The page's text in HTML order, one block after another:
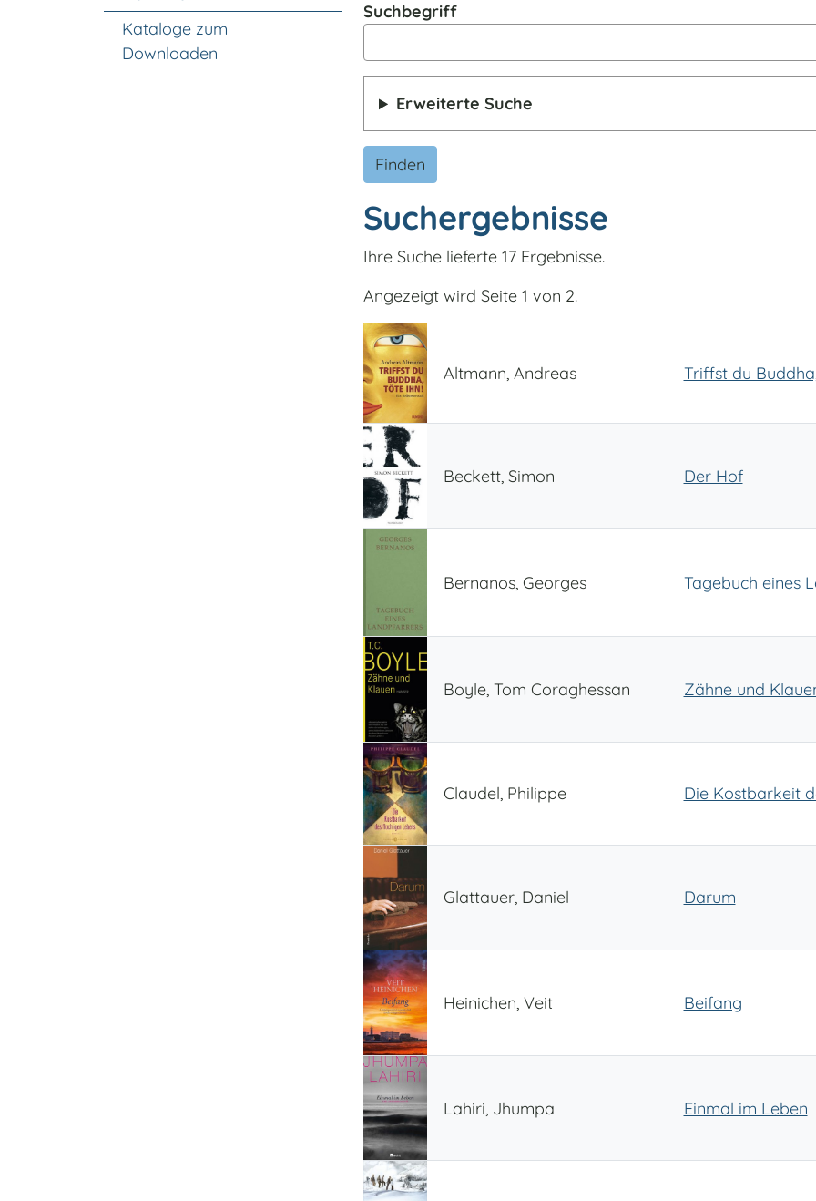
Suchbegriff
Erweiterte Suche
Finden
Suchergebnisse
Ihre Suche lieferte 17 Ergebnisse.
Angezeigt wird Seite 1 von 2.
Altmann, Andreas Triffst du
Beckett, Simon Der Hof
Bernanos, Georges Tagebuch eines
Boyle, Tom Coraghessan Zähne und
Claudel, Philippe Die Kostbarkeit
Glattauer, Daniel Darum
Heinichen, Veit Beifang
Lahiri, Jhumpa Einmal im Leben
Kataloge zum
Downloaden